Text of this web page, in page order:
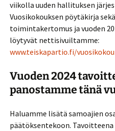
viikolla uuden hallituksen
Vuosikokouksen pöytäkirja
toimintakertomus ja vuoden
löytyvät nettisivuiltamme:
www.teiskapartio.fi/
Vuoden 2024
panostamme tänä
Haluamme lisätä samoajien
päätöksentekoon.